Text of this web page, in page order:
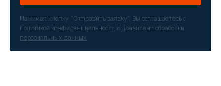
Нажимая кнопку “Отправить заявку”, Вы соглашаетесь с
политикой конфиденциальности и правилами обработки
персональных данных